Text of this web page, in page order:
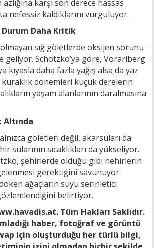
karşı son derece hassas
nefessiz kaldıklarını vurguluyor.
Daha Kritik
olmayan sığ göletlerde oksijen sorunu
geliyor. Schotzko’ya göre, Vorarlberg
kıyasla daha fazla yağış alsa da yaz
kuraklık dönemleri küçük derelerin
yaşam alanlarının daralmasına
Altında
göletleri değil, akarsuları da
sularının sıcaklıkları da yükseliyor.
şehirlerde olduğu gibi nehirlerin
gerektiğini savunuyor.
ağaçların suyu serinletici
belirtiyor.
Tüm Hakları Saklıdır.
haber, fotoğraf ve görüntü
için oluşturduğu her türlü bilgi,
izini olmadan hiçbir şekilde